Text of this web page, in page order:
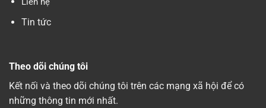
Tin tức
Theo dõi chúng tôi
Kết nối và theo dõi chúng tôi trên các mạng xã hội để có
những thông tin mới nhất.